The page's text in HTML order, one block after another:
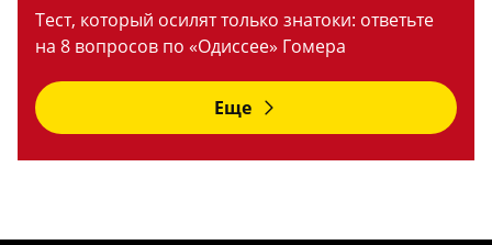
Тест, который осилят только знатоки: ответьте
на 8 вопросов по «Одиссее» Гомера
Еще